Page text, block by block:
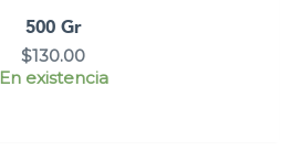
500 Gr
$130.00
En existencia